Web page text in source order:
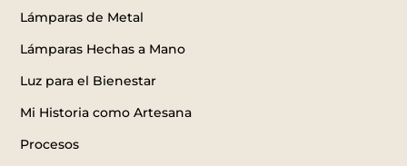
Lámparas de Metal
Lámparas Hechas a Mano
Luz para el Bienestar
Mi Historia como Artesana
Procesos